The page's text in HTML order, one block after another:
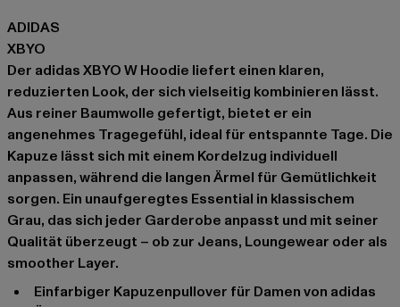
ADIDAS
XBYO
Der adidas XBYO W Hoodie liefert einen klaren,
reduzierten Look, der sich vielseitig kombinieren lässt.
Aus reiner Baumwolle gefertigt, bietet er ein
angenehmes Tragegefühl, ideal für entspannte Tage. Die
Kapuze lässt sich mit einem Kordelzug individuell
anpassen, während die langen Ärmel für Gemütlichkeit
sorgen. Ein unaufgeregtes Essential in klassischem
Grau, das sich jeder Garderobe anpasst und mit seiner
Qualität überzeugt – ob zur Jeans, Loungewear oder als
smoother Layer.
Einfarbiger Kapuzenpullover für Damen von adidas